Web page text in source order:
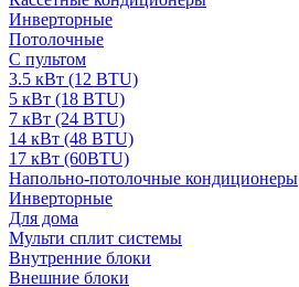
Инверторные
Потолочные
С пультом
3.5 кВт (12 BTU)
5 кВт (18 BTU)
7 кВт (24 BTU)
14 кВт (48 BTU)
17 кВт (60BTU)
Напольно-потолочные кондиционеры
Инверторные
Для дома
Мульти сплит системы
Внутренние блоки
Внешние блоки